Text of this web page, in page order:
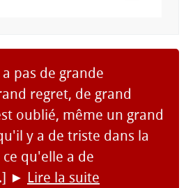
pas de grande
regret, de grand
oublié, même un grand
y a de triste dans la
qu'elle a de
► Lire la suite